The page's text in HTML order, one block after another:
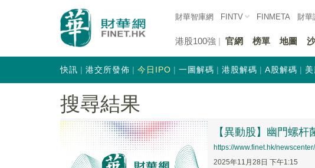
財華智庫網 FINTV FINMETA 財華
港股100強 官網 榜單 地圖
快訊 港交所發佈 今日IPO 一圖解碼 港股解碼 A股解碼
搜尋結果
【異動股】幽門螺
https://www.finet.hk/
2025年11月28日 下午1:15